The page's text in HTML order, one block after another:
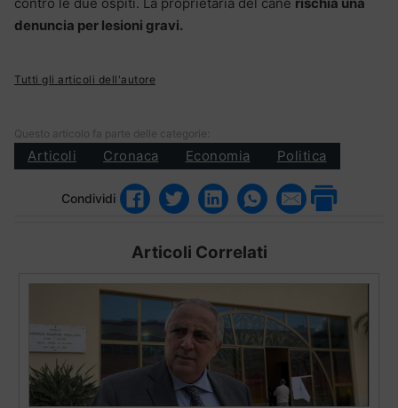
denuncia per lesioni gravi.
Tutti gli articoli dell'autore
Questo articolo fa parte delle categorie:
Articoli Cronaca Economia Politica
Condividi
Articoli Correlati